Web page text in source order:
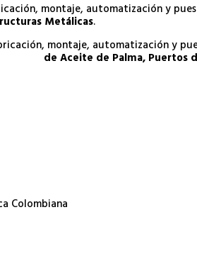
montaje, automatización y
Metálicas.
montaje, automatización y
de Aceite de Palma, Puertos
Colombiana